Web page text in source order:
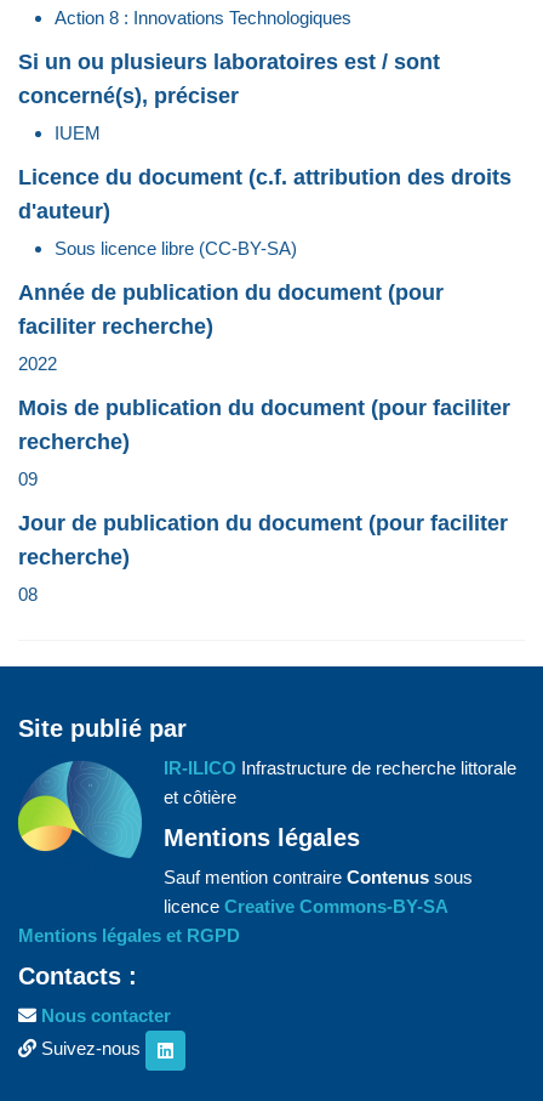
Action 8 : Innovations Technologiques
Si un ou plusieurs laboratoires est / sont
concerné(s), préciser
IUEM
Licence du document (c.f. attribution des droits
d'auteur)
Sous licence libre (CC-BY-SA)
Année de publication du document (pour
faciliter recherche)
2022
Mois de publication du document (pour faciliter
recherche)
09
Jour de publication du document (pour faciliter
recherche)
08
Site publié par
IR-ILICO Infrastructure de recherche littorale
et côtière
Mentions légales
Sauf mention contraire Contenus sous
licence Creative Commons-BY-SA
Mentions légales et RGPD
Contacts :
Nous contacter
Suivez-nous